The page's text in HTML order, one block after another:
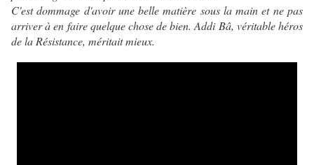
C'est dommage d'avoir une belle matière sous la main et ne pas
arriver à en faire quelque chose de bien. Addi Bâ, véritable héros
de la Résistance, méritait mieux.